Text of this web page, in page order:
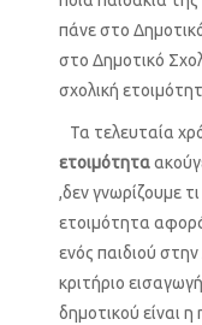
πάνε στο
στο Δημοτικό
σχολική
Τα τελευταία
ετοιμότητα
,δεν γνωρίζουμε
ετοιμότητα
ενός παιδιού
κριτήριο
δημοτικού είναι η